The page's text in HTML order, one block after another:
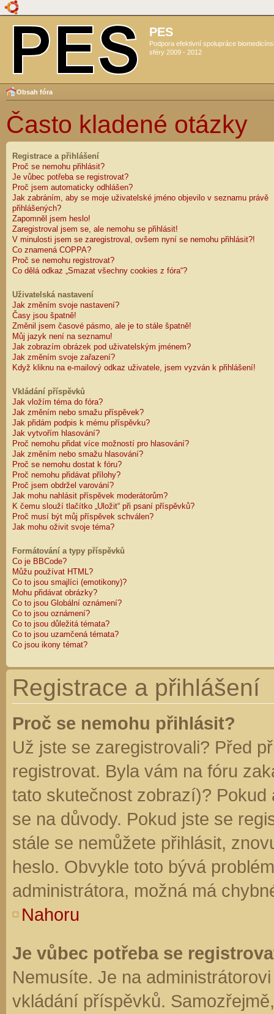
PES
Podpora efektivní spolupráce
sféry 2009 - 2012
Obsah fóra
Často kladené otázky
Registrace a přihlášení
Proč se nemohu přihlásit?
Je vůbec potřeba se registrovat?
Proč jsem automaticky odhlášen?
Jak zabráním, aby se moje uživatelské jméno objevilo v seznamu právě
přihlášených?
Zapomněl jsem heslo!
Zaregistroval jsem se, ale nemohu se přihlásit!
V minulosti jsem se zaregistroval, ovšem nyní se nemohu přihlásit?!
Co znamená COPPA?
Proč se nemohu registrovat?
Co dělá odkaz „Smazat všechny cookies z fóra“?
Uživatelská nastavení
Jak změním svoje nastavení?
Časy jsou špatně!
Změnil jsem časové pásmo, ale je to stále špatně!
Můj jazyk není na seznamu!
Jak zobrazím obrázek pod uživatelským jménem?
Jak změním svoje zařazení?
Když kliknu na e-mailový odkaz uživatele, jsem vyzván k přihlášení!
Vkládání příspěvků
Jak vložím téma do fóra?
Jak změním nebo smažu příspěvek?
Jak přidám podpis k mému příspěvku?
Jak vytvořím hlasování?
Proč nemohu přidat více možností pro hlasování?
Jak změním nebo smažu hlasování?
Proč se nemohu dostat k fóru?
Proč nemohu přidávat přílohy?
Proč jsem obdržel varování?
Jak mohu nahlásit příspěvek moderátorům?
K čemu slouží tlačítko „Uložit“ při psaní příspěvků?
Proč musí být můj příspěvek schválen?
Jak mohu oživit svoje téma?
Formátování a typy příspěvků
Co je BBCode?
Můžu používat HTML?
Co to jsou smajlíci (emotikony)?
Mohu přidávat obrázky?
Co to jsou Globální oznámení?
Co to jsou oznámení?
Co to jsou důležitá témata?
Co to jsou uzamčená témata?
Co jsou ikony témat?
Registrace a přihlášení
Proč se nemohu přihlásit?
Už jste se zaregistrovali? Před
registrovat. Byla vám na fóru
tato skutečnost zobrazí)?
se na důvody. Pokud jste se
stále se nemůžete přihlásit,
heslo. Obvykle toto bývá
administrátora, možná má
Nahoru
Je vůbec potřeba se
Nemusíte. Je na
vkládání příspěvků.